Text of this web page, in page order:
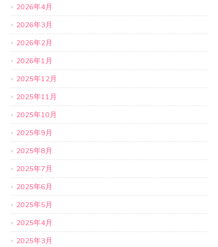
2026年4月
2026年3月
2026年2月
2026年1月
2025年12月
2025年11月
2025年10月
2025年9月
2025年8月
2025年7月
2025年6月
2025年5月
2025年4月
2025年3月